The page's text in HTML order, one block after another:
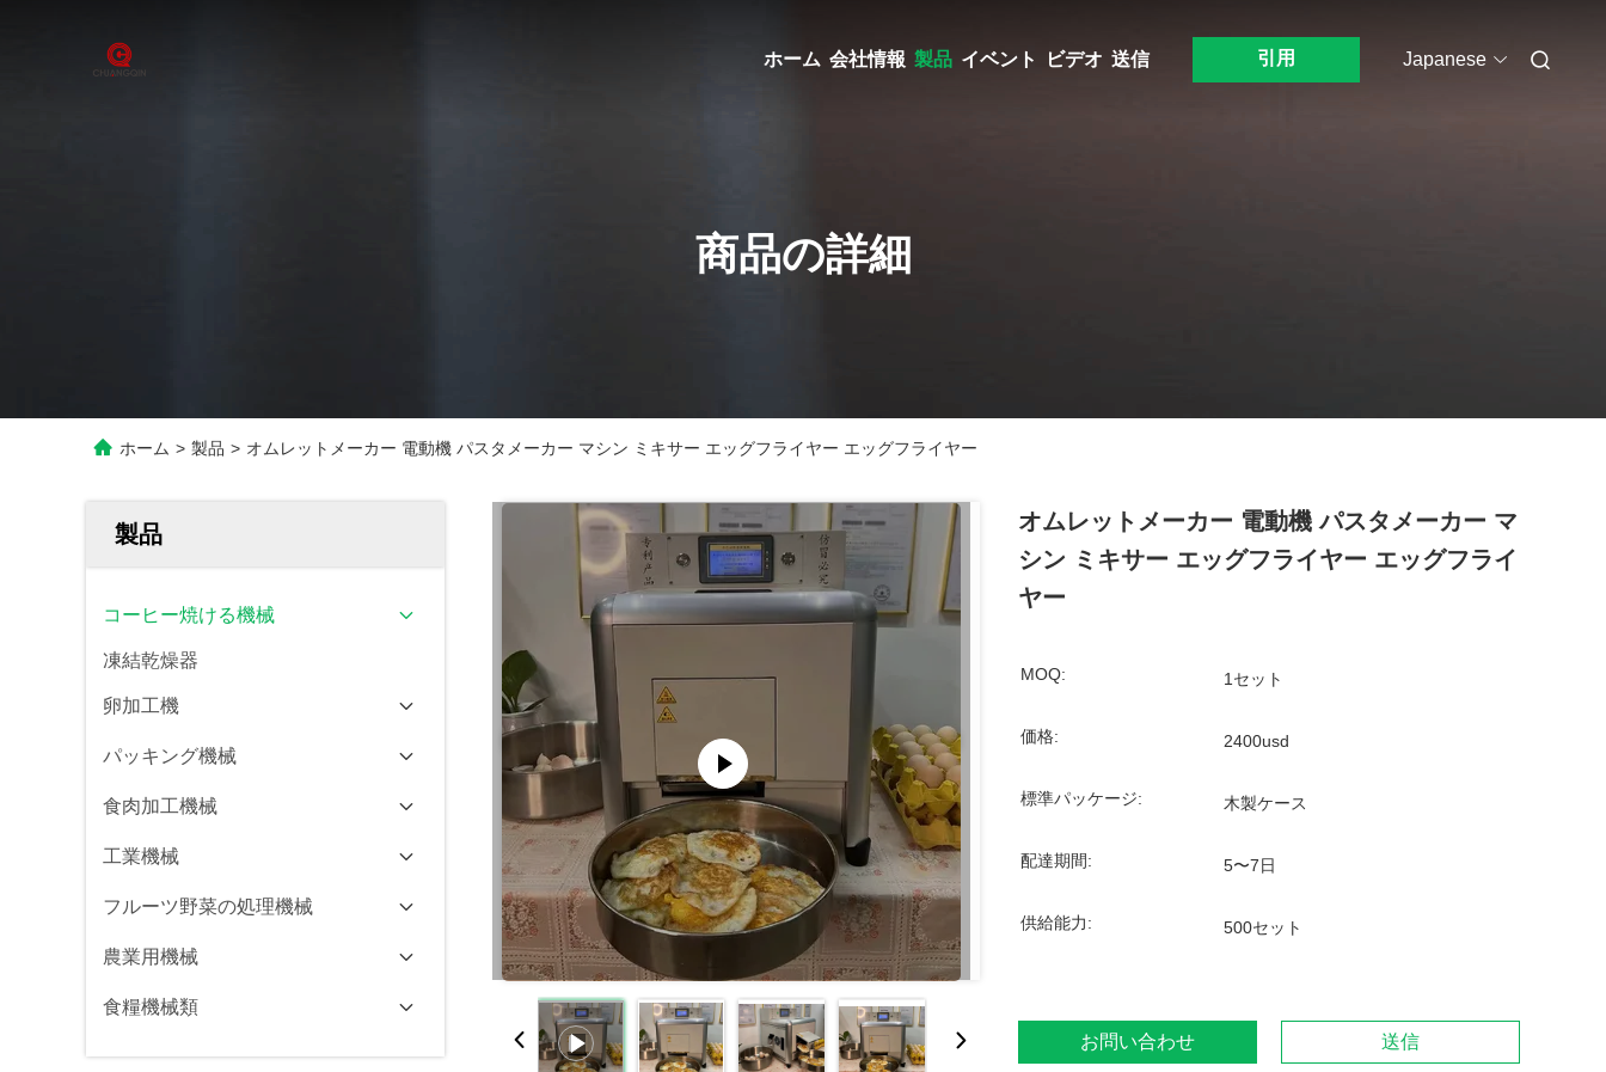
ホーム 会社情報 製品 イベント ビデオ 送信 引用 Japanese
商品の詳細
ホーム > 製品 > オムレットメーカー 電動機 パスタメーカー マシン ミキサー エッグフライヤー エッグフライヤー
製品
コーヒー焼ける機械
凍結乾燥器
卵加工機
パッキング機械
食肉加工機械
工業機械
フルーツ野菜の処理機械
農業用機械
食糧機械類
オムレットメーカー 電動機 パスタメーカー マ
シン ミキサー エッグフライヤー エッグフライ
ヤー
MOQ: 1セット
価格: 2400usd
標準パッケージ: 木製ケース
配達期間: 5〜7日
供給能力: 500セット
お問い合わせ 送信